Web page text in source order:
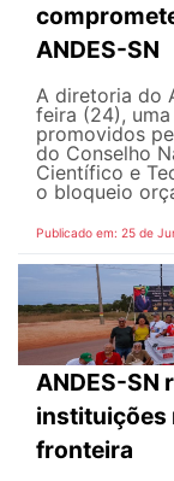
ANDES-SN
A diretoria do
feira (24),
promovidos
do Conselho
Científico e
o bloqueio
Publicado em: 25 de
ANDES-SN
instituições
fronteira